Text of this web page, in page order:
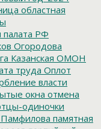
областная
РФ
Огородова
Казанская ОМОН
труда Оплот
власти
окна отмена
одиночки
Памфилова памятная